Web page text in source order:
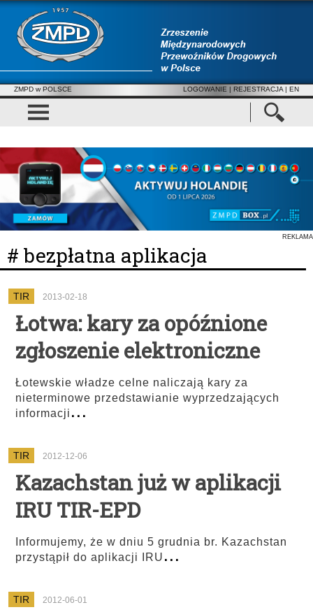
ZMPD w POLSCE LOGOWANIE | REJESTRACJA | EN
REKLAMA
# bezpłatna aplikacja
TIR 2013-02-18
Łotwa: kary za opóźnione
zgłoszenie elektroniczne
Łotewskie władze celne naliczają kary za
nieterminowe przedstawianie wyprzedzających
informacji...
TIR 2012-12-06
Kazachstan już w aplikacji
IRU TIR-EPD
Informujemy, że w dniu 5 grudnia br. Kazachstan
przystąpił do aplikacji IRU ...
TIR 2012-06-01